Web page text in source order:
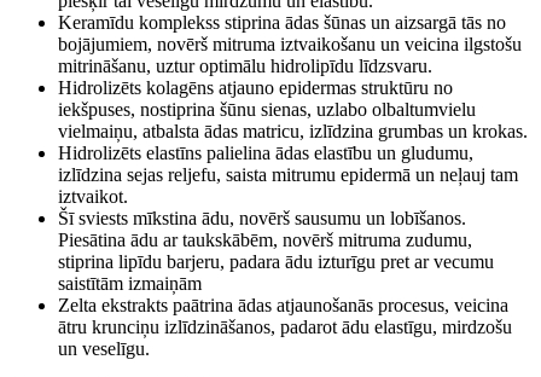
Keramīdu komplekss stiprina ādas šūnas un aizsargā tās no
bojājumiem, novērš mitruma iztvaikošanu un veicina ilgstošu
mitrināšanu, uztur optimālu hidrolipīdu līdzsvaru.
Hidrolizēts kolagēns atjauno epidermas struktūru no
iekšpuses, nostiprina šūnu sienas, uzlabo olbaltumvielu
vielmaiņu, atbalsta ādas matricu, izlīdzina grumbas un krokas.
Hidrolizēts elastīns palielina ādas elastību un gludumu,
izlīdzina sejas reljefu, saista mitrumu epidermā un neļauj tam
iztvaikot.
Šī sviests mīkstina ādu, novērš sausumu un lobīšanos.
Piesātina ādu ar taukskābēm, novērš mitruma zudumu,
stiprina lipīdu barjeru, padara ādu izturīgu pret ar vecumu
saistītām izmaiņām
Zelta ekstrakts paātrina ādas atjaunošanās procesus, veicina
ātru krunciņu izlīdzināšanos, padarot ādu elastīgu, mirdzošu
un veselīgu.